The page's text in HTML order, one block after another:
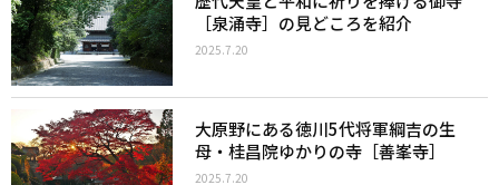
［泉涌寺］の見どころを紹介
2025.7.20
大原野にある徳川5代将軍綱吉の生
母・桂昌院ゆかりの寺［善峯寺］
2025.7.20